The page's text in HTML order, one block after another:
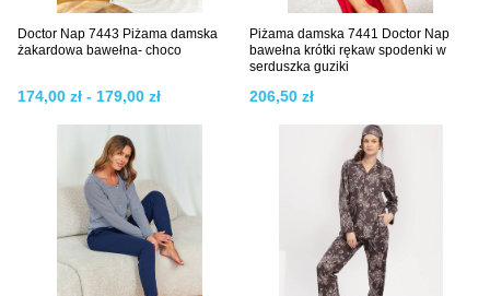
Doctor Nap 7443 Piżama damska
żakardowa bawełna- choco
174,00 zł - 179,00 zł
Piżama damska 7441 Doctor Nap
bawełna krótki rękaw spodenki w
serduszka guziki
206,50 zł